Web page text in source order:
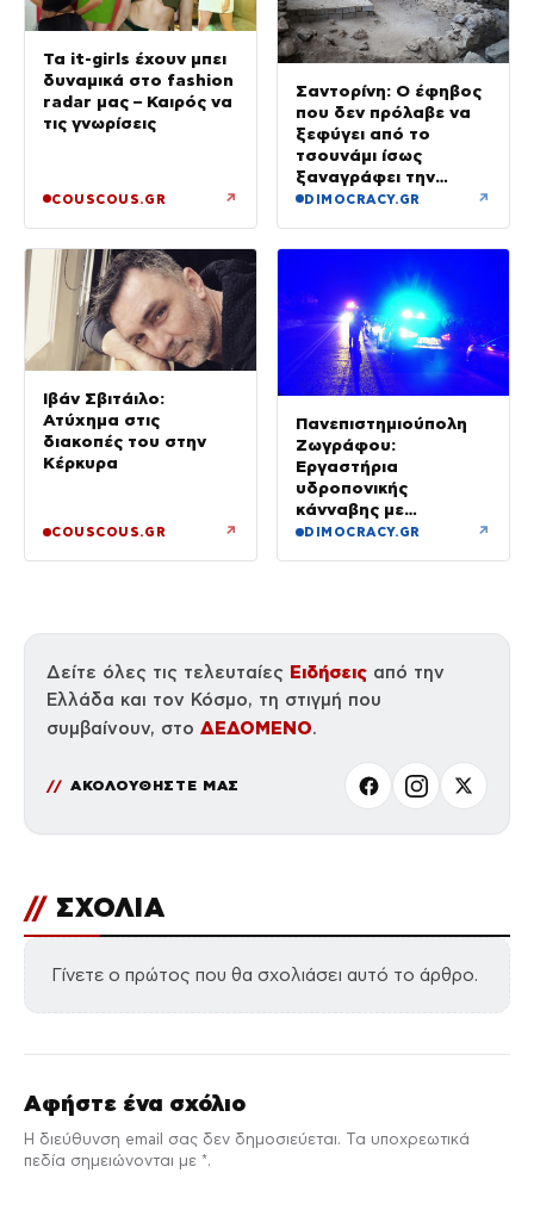
Τα it-girls έχουν μπει
δυναμικά στο fashion
radar μας – Καιρός να
τις γνωρίσεις
COUSCOUS.GR ↗
Σαντορίνη: Ο έφηβος
που δεν πρόλαβε να
ξεφύγει από το
τσουνάμι ίσως
ξαναγράφει την
ιστορία της μινωικής
DIMOCRACY.GR ↗
Ιβάν Σβιτάιλο:
Ατύχημα στις
διακοπές του στην
Κέρκυρα
COUSCOUS.GR ↗
Πανεπιστημιούπολη
Ζωγράφου:
Εργαστήρια
υδροπονικής
κάνναβης με
προσδοκώμενο
DIMOCRACY.GR ↗
Δείτε όλες τις τελευταίες Ειδήσεις από την
Ελλάδα και τον Κόσμο, τη στιγμή που
συμβαίνουν, στο ΔΕΔΟΜΕΝΟ.
ΑΚΟΛΟΥΘΗΣΤΕ ΜΑΣ
// ΣΧΟΛΙΑ
Γίνετε ο πρώτος που θα σχολιάσει αυτό το άρθρο.
Αφήστε ένα σχόλιο
Η διεύθυνση email σας δεν δημοσιεύεται. Τα υποχρεωτικά
πεδία σημειώνονται με *.